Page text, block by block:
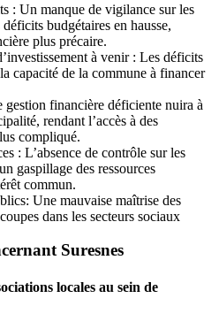
: Un manque de vigilance sur les
budgétaires en hausse,
plus précaire.
à venir : Les déficits
capacité de la commune à financer
gestion financière déficiente nuira à
rendant l’accès à des
compliqué.
: L’absence de contrôle sur les
gaspillage des ressources
commun.
Une mauvaise maîtrise des
dans les secteurs sociaux
Suresnes
locales au sein de